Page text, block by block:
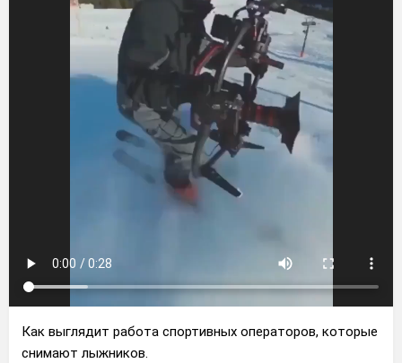
Как выглядит работа спортивных операторов, которые
снимают лыжников.